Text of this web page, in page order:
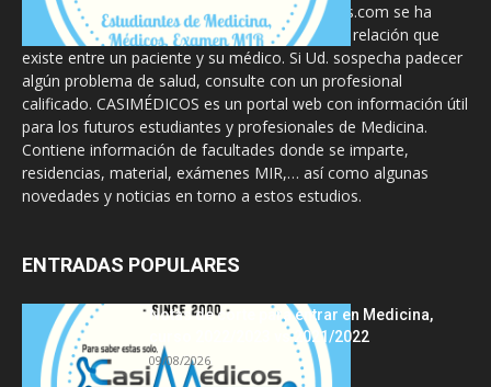
La información proporcionada en CasiMedicos.com se ha
diseñado para complementar, no substituir, la relación que
existe entre un paciente y su médico. Si Ud. sospecha padecer
algún problema de salud, consulte con un profesional
calificado. CASIMÉDICOS es un portal web con información útil
para los futuros estudiantes y profesionales de Medicina.
Contiene información de facultades donde se imparte,
residencias, material, exámenes MIR,… así como algunas
novedades y noticias en torno a estos estudios.
ENTRADAS POPULARES
Notas de corte para entrar en Medicina,
curso 2022/2023 vs 2021/2022
09/08/2026